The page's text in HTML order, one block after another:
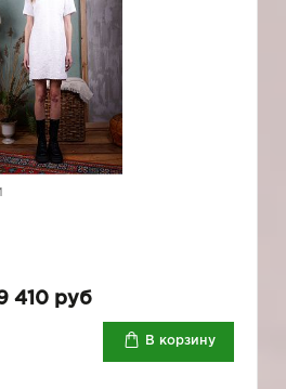
410 руб
В корзину